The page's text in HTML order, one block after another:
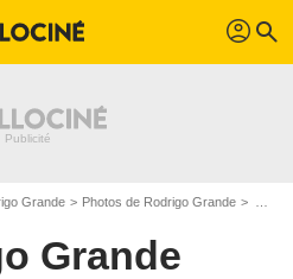
profil search
Grande Photos de Rodrigo Grande
Grande